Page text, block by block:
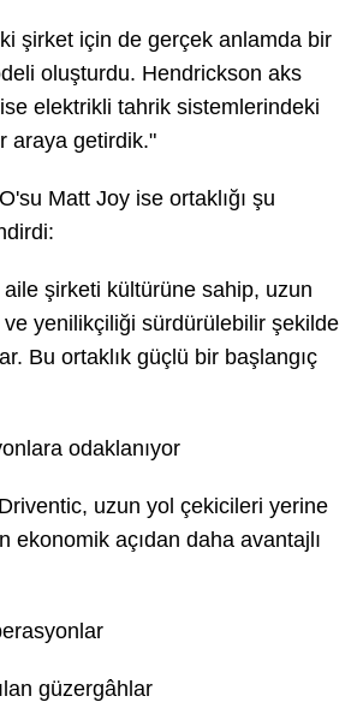
şirket için de gerçek anlamda bir
oluşturdu. Hendrickson aks
elektrikli tahrik sistemlerindeki
araya getirdik."
Matt Joy ise ortaklığı şu
şirketi kültürüne sahip, uzun
yenilikçiliği sürdürülebilir şekilde
Bu ortaklık güçlü bir başlangıç
odaklanıyor
uzun yol çekicileri yerine
ekonomik açıdan daha avantajlı
güzergâhlar